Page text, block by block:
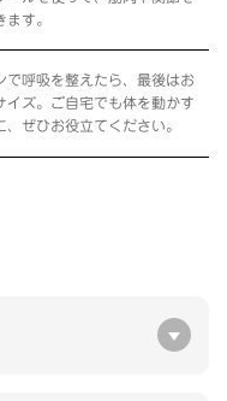
ます。
で呼吸を整えたら、最後はお
イズ。ご自宅でも体を動かす
、ぜひお役立てください。